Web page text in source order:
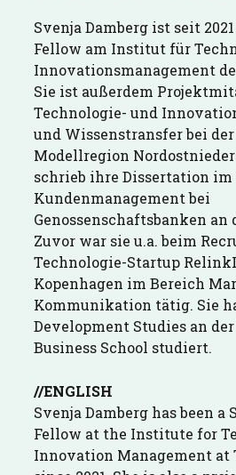
Svenja Damberg ist seit
Fellow am Institut für
Innovationsmanagement
Sie ist außerdem
Technologie- und
und Wissenstransfer bei der
Modellregion
schrieb ihre Dissertation im
Kundenmanagement bei
Genossenschaftsbanken an
Zuvor war sie u.a. beim
Technologie-Startup
Kopenhagen im Bereich
Kommunikation tätig. Sie
Development Studies an
Business School studiert.
//ENGLISH
Svenja Damberg has been a
Fellow at the Institute for
Innovation Management at